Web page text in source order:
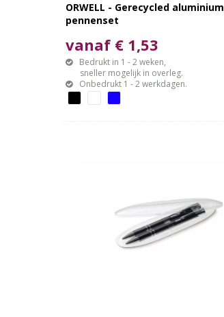
ORWELL - Gerecycled aluminium
pennenset
vanaf € 1,53
Bedrukt in 1 - 2 weken,
sneller mogelijk in overleg.
Onbedrukt 1 - 2 werkdagen.